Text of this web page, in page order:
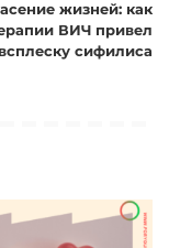
жизней: как
ВИЧ привел
сифилиса